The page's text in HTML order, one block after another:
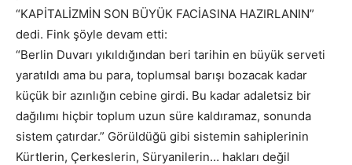
“KAPİTALİZMİN SON BÜYÜK FACİASINA HAZIRLANIN”
dedi. Fink şöyle devam etti:
“Berlin Duvarı yıkıldığından beri tarihin en büyük serveti
yaratıldı ama bu para, toplumsal barışı bozacak kadar
küçük bir azınlığın cebine girdi. Bu kadar adaletsiz bir
dağılımı hiçbir toplum uzun süre kaldıramaz, sonunda
sistem çatırdar.” Görüldüğü gibi sistemin sahiplerinin
Kürtlerin, Çerkeslerin, Süryanilerin… hakları değil